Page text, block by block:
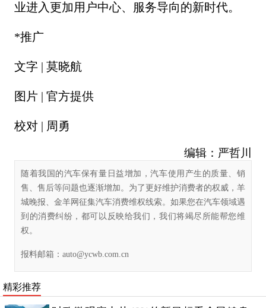
业进入更加用户中心、服务导向的新时代。
*推广
文字 | 莫晓航
图片 | 官方提供
校对 | 周勇
编辑：严哲川
随着我国的汽车保有量日益增加，汽车使用产生的质量、销
售、售后等问题也逐渐增加。为了更好维护消费者的权威，羊
城晚报、金羊网征集汽车消费维权线索。如果您在汽车领域遇
到的消费纠纷，都可以反映给我们，我们将竭尽所能帮您维
权。
报料邮箱： auto@ycwb.com.cn
精彩推荐